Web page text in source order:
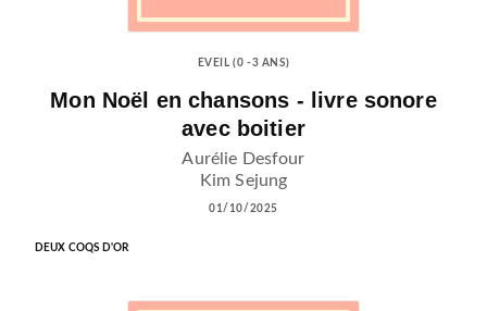
EVEIL (0 -3 ANS)
Mon Noël en chansons - livre sonore
avec boitier
Aurélie Desfour
Kim Sejung
01/10/2025
DEUX COQS D'OR